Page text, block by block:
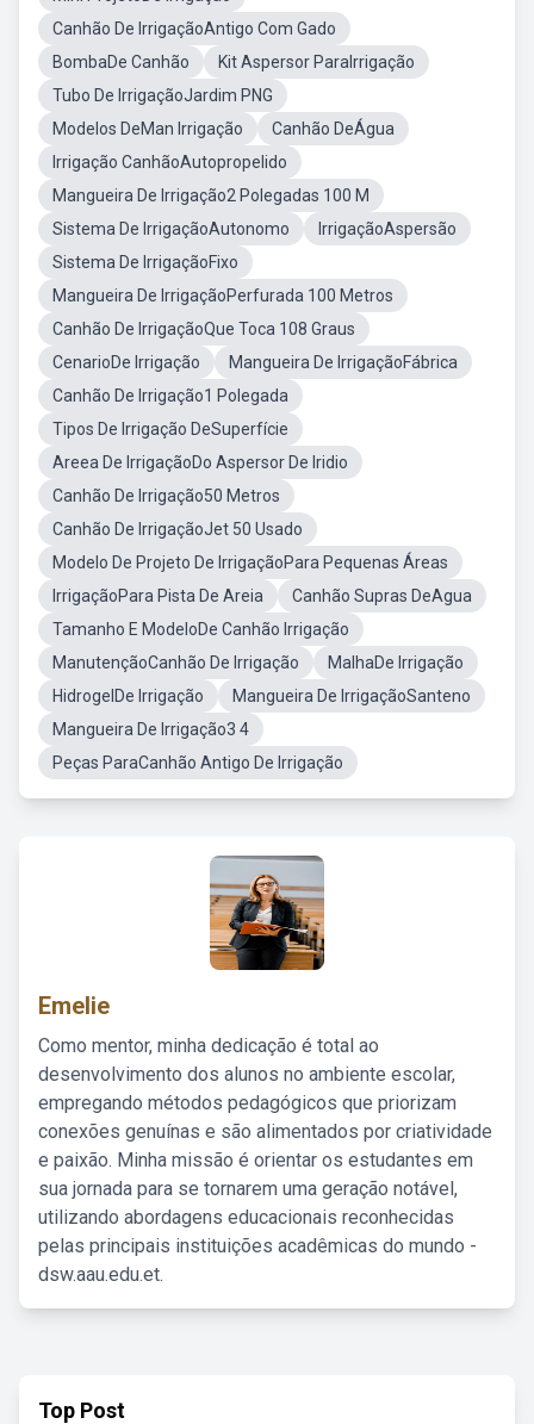
Canhão De IrrigaçãoAntigo Com Gado
BombaDe Canhão
Kit Aspersor ParaIrrigação
Tubo De IrrigaçãoJardim PNG
Modelos DeMan Irrigação
Canhão DeÁgua
Irrigação CanhãoAutopropelido
Mangueira De Irrigação2 Polegadas 100 M
Sistema De IrrigaçãoAutonomo
IrrigaçãoAspersão
Sistema De IrrigaçãoFixo
Mangueira De IrrigaçãoPerfurada 100 Metros
Canhão De IrrigaçãoQue Toca 108 Graus
CenarioDe Irrigação
Mangueira De IrrigaçãoFábrica
Canhão De Irrigação1 Polegada
Tipos De Irrigação DeSuperfície
Areea De IrrigaçãoDo Aspersor De Iridio
Canhão De Irrigação50 Metros
Canhão De IrrigaçãoJet 50 Usado
Modelo De Projeto De IrrigaçãoPara Pequenas Áreas
IrrigaçãoPara Pista De Areia
Canhão Supras DeAgua
Tamanho E ModeloDe Canhão Irrigação
ManutençãoCanhão De Irrigação
MalhaDe Irrigação
HidrogelDe Irrigação
Mangueira De IrrigaçãoSanteno
Mangueira De Irrigação3 4
Peças ParaCanhão Antigo De Irrigação
Emelie
Como mentor, minha dedicação é total ao
desenvolvimento dos alunos no ambiente escolar,
empregando métodos pedagógicos que priorizam
conexões genuínas e são alimentados por criatividade
e paixão. Minha missão é orientar os estudantes em
sua jornada para se tornarem uma geração notável,
utilizando abordagens educacionais reconhecidas
pelas principais instituições acadêmicas do mundo -
dsw.aau.edu.et.
Top Post